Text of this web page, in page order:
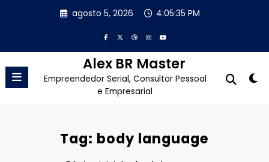
agosto 5, 2026 4:05:36 PM
Alex BR Master
Empreendedor Serial, Consultor Pessoal
e Empresarial
Tag: body language